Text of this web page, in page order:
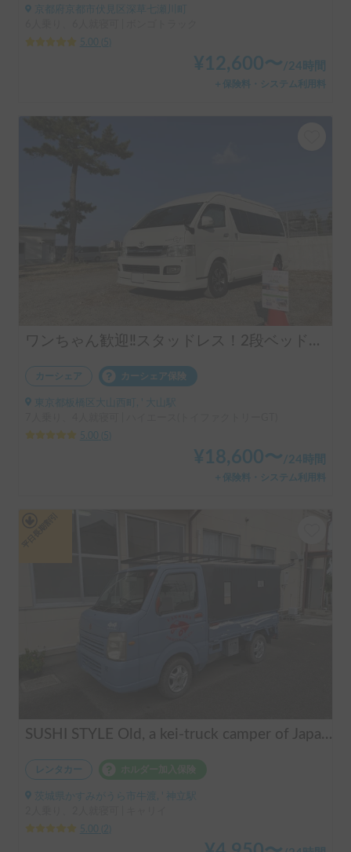
京都府京都市伏見区深草七瀬川町
5.00
5
¥ 12,600〜/24時間
＋保険料・システム利用料
ワンちゃん歓迎‼️スタッドレス！2段ベッド付のキャンピングカー【トイファクトリーGT】
カーシェア カーシェア保険
東京都板橋区大山西町, ' 大山駅
5.00
5
¥ 18,600〜 /24時間
＋保険料・システム利用料
SUSHI STYLE Old, a kei-truck camper of Japanese original standard that allows you to stay overnight in your car as if you were camping.
レンタカー
茨城県かすみがうら市牛渡, ' 神立駅
5.00
2